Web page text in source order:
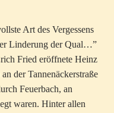
Art des Vergessens
Linderung der Qual…”
Fried eröffnete Heinz
der Tannenäckerstraße
Feuerbach, an
waren. Hinter allen